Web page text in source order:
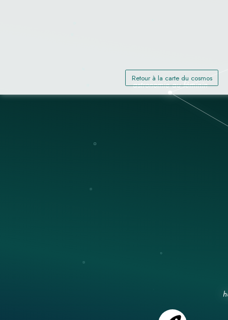
Retour à la carte du cosmos